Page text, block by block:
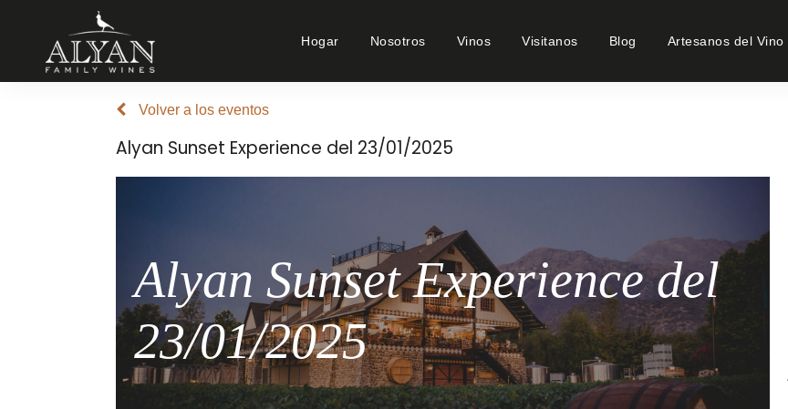
Hogar Nosotros Vinos Visitanos Blog Artesanos del Vino
Volver a los eventos
Alyan Sunset Experience del 23/01/2025
Alyan Sunset Experience del
23/01/2025